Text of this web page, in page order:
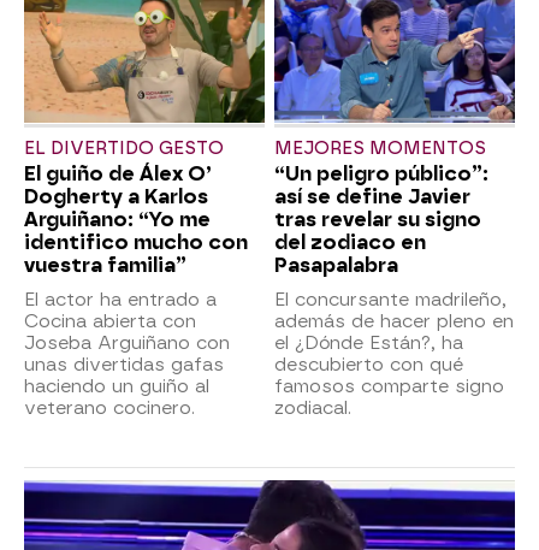
EL DIVERTIDO GESTO
El guiño de Álex O’
Dogherty a Karlos
Arguiñano: “Yo me
identifico mucho con
vuestra familia”
El actor ha entrado a
Cocina abierta con
Joseba Arguiñano con
unas divertidas gafas
haciendo un guiño al
veterano cocinero.
MEJORES MOMENTOS
“Un peligro público”:
así se define Javier
tras revelar su signo
del zodiaco en
Pasapalabra
El concursante madrileño,
además de hacer pleno en
el ¿Dónde Están?, ha
descubierto con qué
famosos comparte signo
zodiacal.